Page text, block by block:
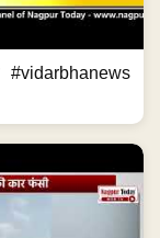
#vidarbhanews